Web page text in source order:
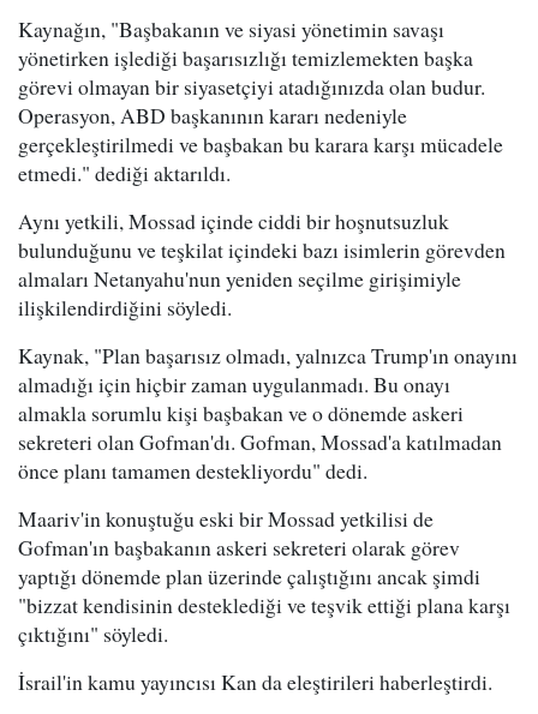
Kaynağın, "Başbakanın ve siyasi yönetimin savaşı
yönetirken işlediği başarısızlığı temizlemekten başka
görevi olmayan bir siyasetçiyi atadığınızda olan budur.
Operasyon, ABD başkanının kararı nedeniyle
gerçekleştirilmedi ve başbakan bu karara karşı mücadele
etmedi." dediği aktarıldı.
Aynı yetkili, Mossad içinde ciddi bir hoşnutsuzluk
bulunduğunu ve teşkilat içindeki bazı isimlerin görevden
almaları Netanyahu'nun yeniden seçilme girişimiyle
ilişkilendirdiğini söyledi.
Kaynak, "Plan başarısız olmadı, yalnızca Trump'ın onayını
almadığı için hiçbir zaman uygulanmadı. Bu onayı
almakla sorumlu kişi başbakan ve o dönemde askeri
sekreteri olan Gofman'dı. Gofman, Mossad'a katılmadan
önce planı tamamen destekliyordu" dedi.
Maariv'in konuştuğu eski bir Mossad yetkilisi de
Gofman'ın başbakanın askeri sekreteri olarak görev
yaptığı dönemde plan üzerinde çalıştığını ancak şimdi
"bizzat kendisinin desteklediği ve teşvik ettiği plana karşı
çıktığını" söyledi.
İsrail'in kamu yayıncısı Kan da eleştirileri haberleştirdi.